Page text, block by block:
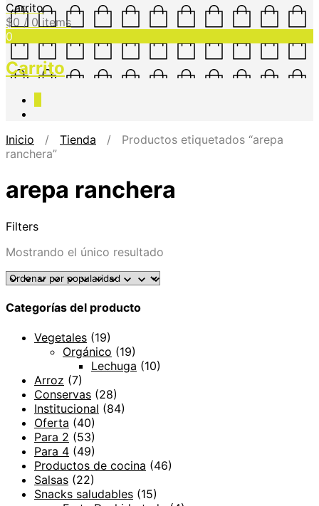
Carrito
$0 / 0 items
0
Carrito
Inicio / Tienda / Productos etiquetados “arepa
ranchera”
arepa ranchera
Filters
Mostrando el único resultado
Categorías del producto
Vegetales (19)
Orgánico (19)
Lechuga (10)
Arroz (7)
Conservas (28)
Institucional (84)
Oferta (40)
Para 2 (53)
Para 4 (49)
Productos de cocina (46)
Salsas (22)
Snacks saludables (15)